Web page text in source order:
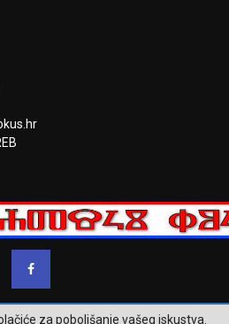
za poboljšanje vašeg iskustva.